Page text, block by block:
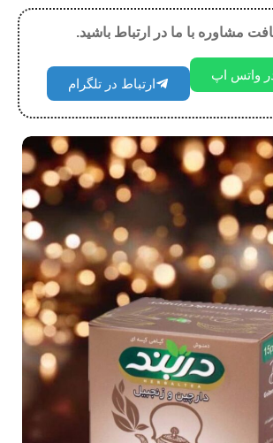
مشاوره با ما در ارتباط باشید.
واتس اپ
ارتباط در تلگرام